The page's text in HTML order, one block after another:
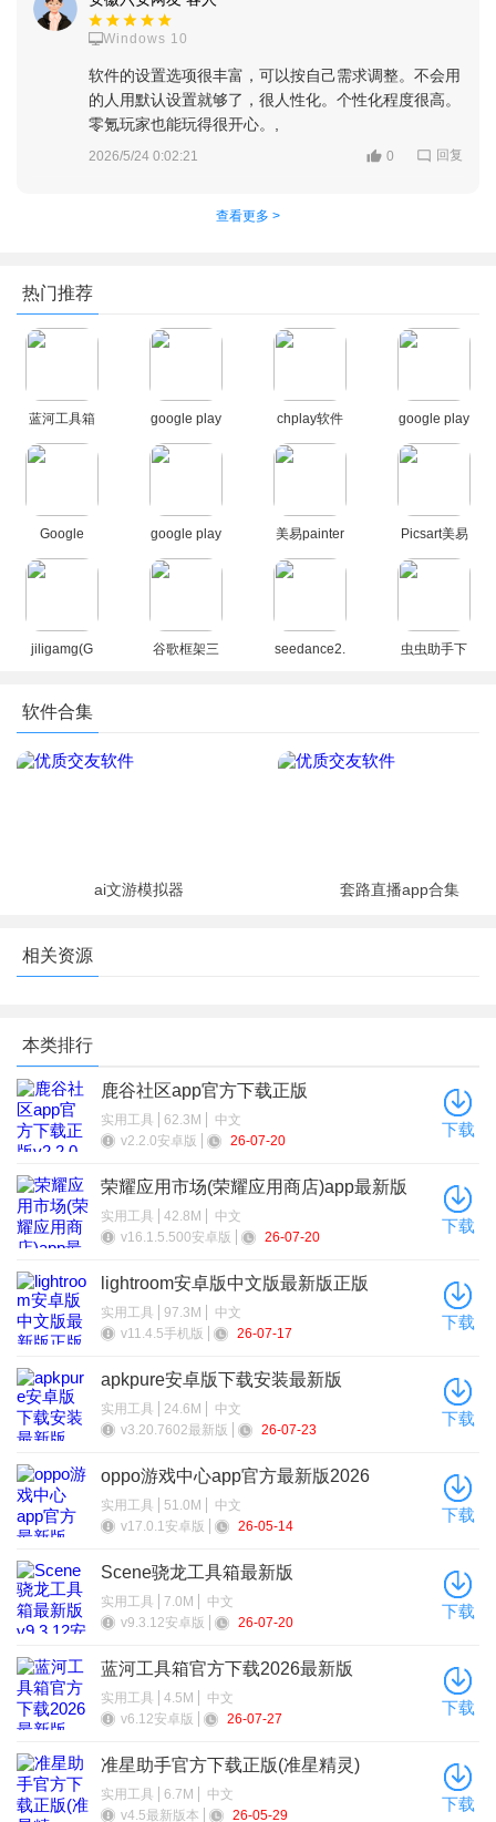
Windows 10
软件的设置选项很丰富，可以按自己需求调整。不会用
的人用默认设置就够了，很人性化。个性化程度很高。
零氪玩家也能玩得很开心。,
2026/5/24 0:02:21 0 回复
查看更多 >
热门推荐
蓝河工具箱
官方下载
2026最新版
google play
商店2026官
chplay软件
下载
apk(Google
google play
商店下载官
方安卓版
Google
Play 谷歌商
店paypal下
google play
商店应用
app最新版
美易painter
软件下载官
方正版
Picsart美易
正版下载免
费版中文版
jiligamg(G
版2025
谷歌框架三
seedance2.
虫虫助手下
软件合集
ai文游模拟器 套路直播app合集
相关资源
本类排行
鹿谷社区app官方下载正版
实用工具 62.3M
中文
v2.2.0安卓版
26-07-20
下载
荣耀应用市场(荣耀应用商店)app最新版
2026
实用工具 42.8M
中文
v16.1.5.500安卓版
26-07-20
下载
lightroom安卓版中文版最新版正版
实用工具 97.3M
中文
v11.4.5手机版
26-07-17
下载
apkpure安卓版下载安装最新版
实用工具 24.6M
中文
v3.20.7602最新版
26-07-23
下载
oppo游戏中心app官方最新版2026
实用工具 51.0M
中文
v17.0.1安卓版
26-05-14
下载
Scene骁龙工具箱最新版
实用工具 7.0M
中文
v9.3.12安卓版
26-07-20
下载
蓝河工具箱官方下载2026最新版
实用工具 4.5M
中文
v6.12安卓版
26-07-27
下载
准星助手官方下载正版(准星精灵)
实用工具 6.7M
中文
v4.5最新版本
26-05-29
下载